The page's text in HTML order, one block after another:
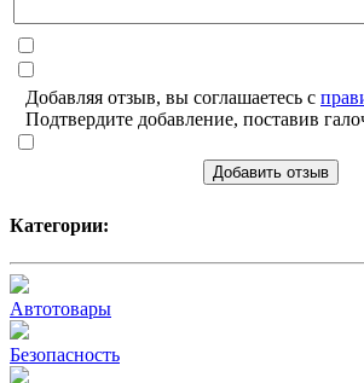
Добавляя отзыв, вы соглашаетесь с
Подтвердите добавление, поставив
Добавить отзыв
Категории:
Автотовары
Безопасность